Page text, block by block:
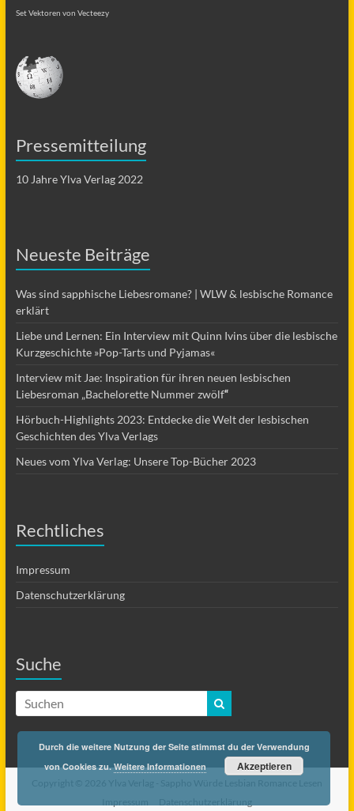
Set Vektoren von Vecteezy
Pressemitteilung
10 Jahre Ylva Verlag 2022
Neueste Beiträge
Was sind sapphische Liebesromane? | WLW & lesbische Romance
erklärt
Liebe und Lernen: Ein Interview mit Quinn Ivins über die lesbische
Kurzgeschichte »Pop-Tarts und Pyjamas«
Interview mit Jae: Inspiration für ihren neuen lesbischen
Liebesroman „Bachelorette Nummer zwölf“
Hörbuch-Highlights 2023: Entdecke die Welt der lesbischen
Geschichten des Ylva Verlags
Neues vom Ylva Verlag: Unsere Top-Bücher 2023
Rechtliches
Impressum
Datenschutzerklärung
Suche
Durch die weitere Nutzung der Seite stimmst du der Verwendung
von Cookies zu.Weitere Informationen Akzeptieren